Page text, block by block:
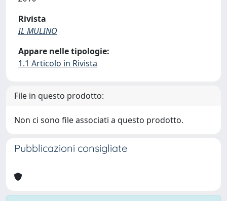
Rivista
IL MULINO
Appare nelle tipologie:
1.1 Articolo in Rivista
File in questo prodotto:
Non ci sono file associati a questo prodotto.
Pubblicazioni consigliate